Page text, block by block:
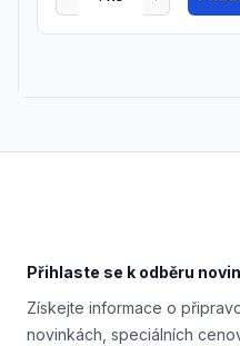
Přihlaste se k odběru
Získejte informace o
novinkách, speciálních